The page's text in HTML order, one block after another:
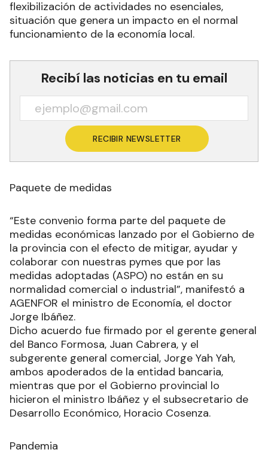
flexibilización de actividades no esenciales,
situación que genera un impacto en el normal
funcionamiento de la economía local.
Recibí las noticias en tu email
RECIBIR NEWSLETTER
Paquete de medidas
“Este convenio forma parte del paquete de
medidas económicas lanzado por el Gobierno de
la provincia con el efecto de mitigar, ayudar y
colaborar con nuestras pymes que por las
medidas adoptadas (ASPO) no están en su
normalidad comercial o industrial”, manifestó a
AGENFOR el ministro de Economía, el doctor
Jorge Ibáñez.
Dicho acuerdo fue firmado por el gerente general
del Banco Formosa, Juan Cabrera, y el
subgerente general comercial, Jorge Yah Yah,
ambos apoderados de la entidad bancaria,
mientras que por el Gobierno provincial lo
hicieron el ministro Ibáñez y el subsecretario de
Desarrollo Económico, Horacio Cosenza.
Pandemia